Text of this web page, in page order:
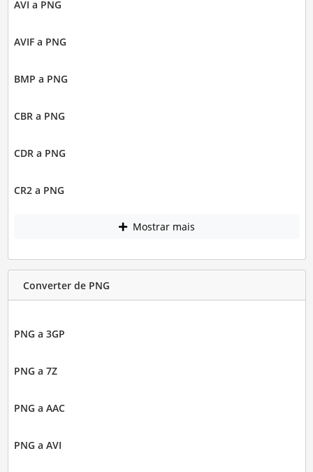
AVI a PNG
AVIF a PNG
BMP a PNG
CBR a PNG
CDR a PNG
CR2 a PNG
Mostrar mais
Converter de PNG
PNG a 3GP
PNG a 7Z
PNG a AAC
PNG a AVI